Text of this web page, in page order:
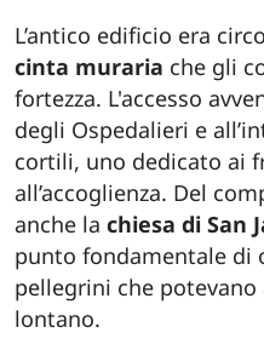
L’antico edificio era
cinta muraria che gli
fortezza. L'accesso
degli Ospedalieri e
cortili, uno dedicato ai
all’accoglienza. Del
anche la chiesa di San
punto fondamentale di
pellegrini che potevano
lontano.